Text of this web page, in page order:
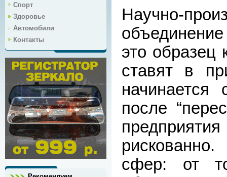
Спорт
Здоровье
Автомобили
Контакты
Научно-
это образец
ставят в
после
сфер: от